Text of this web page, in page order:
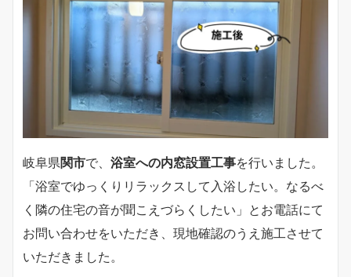
岐阜県関市で、 浴室への内窓設置工事を行いました。
「浴室でゆっくりリラックスして入浴したい。なるべ
く隣の住宅の音が聞こえづらくしたい」とお電話にて
お問い合わせをいただき、現地確認のうえ施工させて
いただきました。